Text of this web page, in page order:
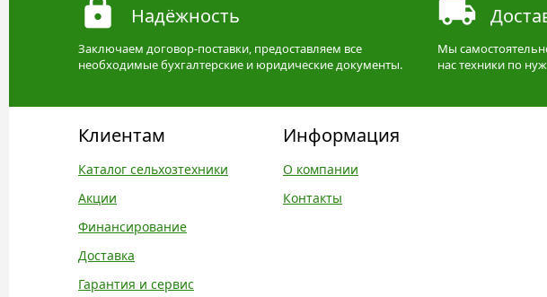
Надёжность
Заключаем договор-поставки, предоставляем все
необходимые бухгалтерские и юридические документы.
Мы
нас техники по
Клиентам
Каталог сельхозтехники
Акции
Финансирование
Доставка
Гарантия и сервис
Информация
О компании
Контакты